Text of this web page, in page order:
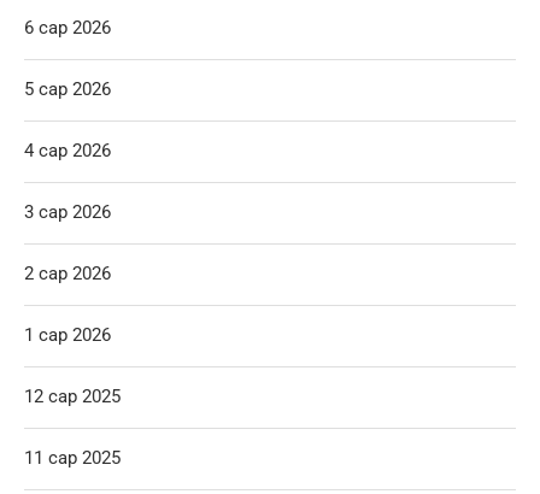
6 сар 2026
5 сар 2026
4 сар 2026
3 сар 2026
2 сар 2026
1 сар 2026
12 сар 2025
11 сар 2025